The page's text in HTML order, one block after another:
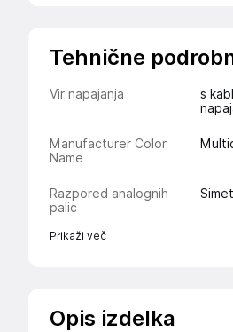
Tehnične
Vir napajanja
s
Manufacturer Color
Name
Razpored analognih
palic
Prikaži več
Opis izdelka